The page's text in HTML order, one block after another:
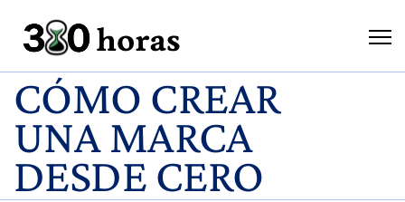
CÓMO CREAR
UNA MARCA
DESDE CERO